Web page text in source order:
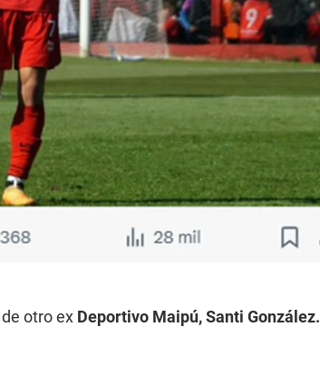
otro ex Deportivo Maipú, Santi González.